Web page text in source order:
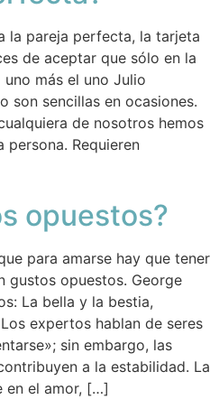
la pareja perfecta, la tarjeta
de aceptar que sólo en la
más el uno Julio
son sencillas en ocasiones.
de nosotros hemos
persona. Requieren
opuestos?
para amarse hay que tener
gustos opuestos. George
La bella y la bestia,
expertos hablan de seres
sin embargo, las
a la estabilidad. La
en el amor, […]